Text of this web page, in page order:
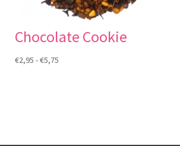
Chocolate Cookie
€2,95 -€5,75